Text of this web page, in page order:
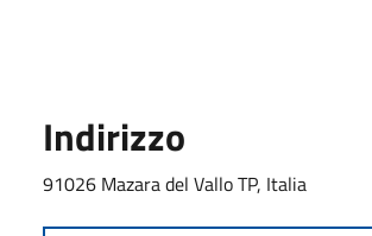
Indirizzo
91026 Mazara del Vallo TP, Italia